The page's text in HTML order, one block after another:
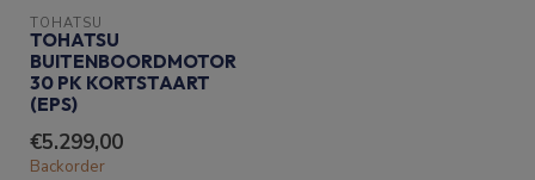
TOHATSU
TOHATSU
BUITENBOORDMOTOR
30 PK KORTSTAART
(EPS)
€5.299,00
Backorder